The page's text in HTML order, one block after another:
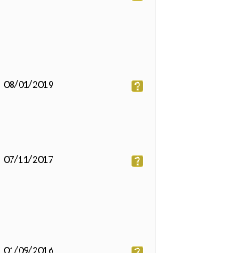
08/01/2019
07/11/2017
01/09/2016